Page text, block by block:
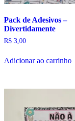
Pack de Adesivos –
Divertidamente
R$ 3,00
Adicionar ao carrinho